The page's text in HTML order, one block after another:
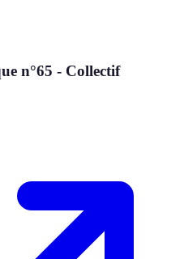
n°65 - Collectif